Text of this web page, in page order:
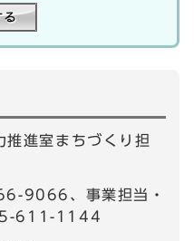
推進室まちづくり担
9066、事業担当・
611-1144